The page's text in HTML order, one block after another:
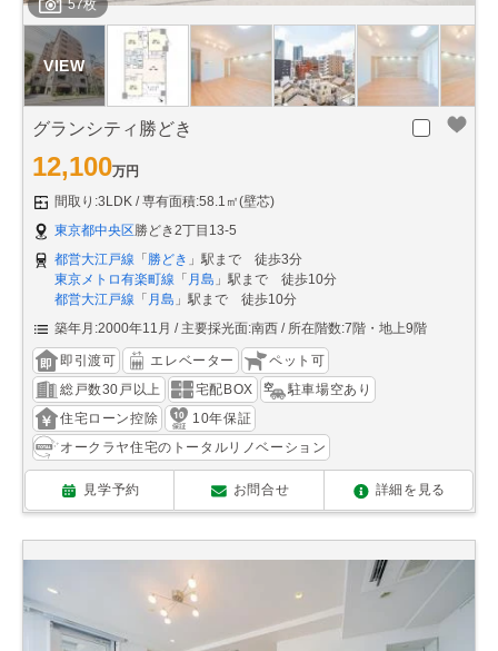
57枚
グランシティ勝どき
12,100万円
間取り:3LDK
専有面積:58.1㎡(壁芯)
東京都中央区勝どき2丁目13-5
都営大江戸線 「 勝どき 」駅まで 徒歩3分
東京メトロ有楽町線 「 月島 」駅まで 徒歩10分
都営大江戸線 「 月島 」駅まで 徒歩10分
築年月:2000年11月
主要採光面:南西 所在階数:7階・地上9階
即引渡可 エレベーター
ペット可
総戸数30戸以上
宅配BOX
駐車場空あり
住宅ローン控除
10年保証
オークラヤ住宅のトータルリノベーション
見学予約 お問合せ 詳細を見る